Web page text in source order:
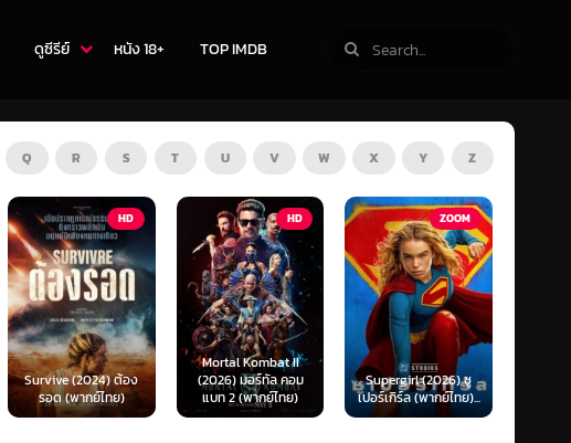
ดูซีรีย์ หนัง 18+ TOP IMDB
Q R S T U V W X Y Z
HD
Mortal Kombat II
(2026) มอร์ทัล คอม
แบท 2 (พากย์ไทย)
ZOOM
Supergirl (2026) ซู
เปอร์เกิร์ล (พากย์ไทย)...
HD
The Thursday
Murder Club (2025)
ชมรมไขคดีฆาตกรรมวัน
พฤหัส...